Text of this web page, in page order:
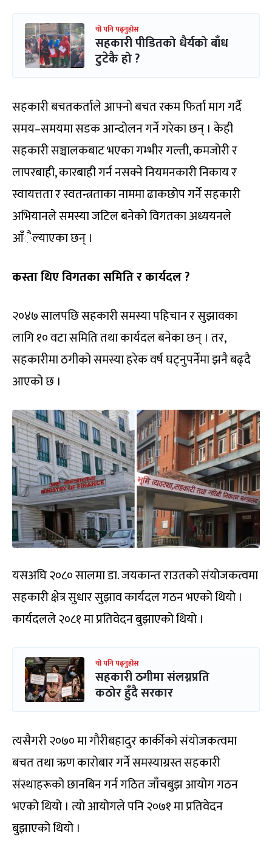
यो पनि पढ्नुहोस
सहकारी पीडितको धैर्यको बाँध
टुटेकै हो ?
सहकारी बचतकर्ताले आफ्नो बचत रकम फिर्ता माग गर्दै
समय–समयमा सडक आन्दोलन गर्ने गरेका छन् । केही
सहकारी सञ्चालकबाट भएका गम्भीर गल्ती, कमजोरी र
लापरबाही, कारबाही गर्न नसक्ने नियमनकारी निकाय र
स्वायत्तता र स्वतन्त्रताका नाममा ढाकछोप गर्ने सहकारी
अभियानले समस्या जटिल बनेको विगतका अध्ययनले
आँैल्याएका छन् ।
कस्ता थिए विगतका समिति र कार्यदल ?
२०४७ सालपछि सहकारी समस्या पहिचान र सुझावका
लागि १० वटा समिति तथा कार्यदल बनेका छन् । तर,
सहकारीमा ठगीको समस्या हरेक वर्ष घट्नुपर्नेमा झनै बढ्दै
आएको छ ।
यसअघि २०८० सालमा डा. जयकान्त राउतको संयोजकत्वमा
सहकारी क्षेत्र सुधार सुझाव कार्यदल गठन भएको थियो ।
कार्यदलले २०८१ मा प्रतिवेदन बुझाएको थियो ।
यो पनि पढ्नुहोस
सहकारी ठगीमा संलग्नप्रति
कठोर हुँदै सरकार
त्यसैगरी २०७० मा गौरीबहादुर कार्कीको संयोजकत्वमा
बचत तथा ऋण कारोबार गर्ने समस्याग्रस्त सहकारी
संस्थाहरूको छानबिन गर्न गठित जाँचबुझ आयोग गठन
भएको थियो । त्यो आयोगले पनि २०७१ मा प्रतिवेदन
बुझाएको थियो ।